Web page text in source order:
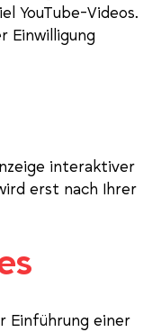
YouTube-Videos.
Einwilligung
interaktiver
erst nach Ihrer
Einführung einer